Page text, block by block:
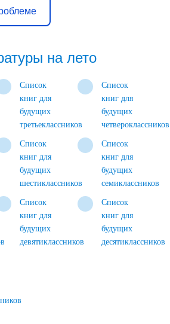
на лето
Список
книг для
будущих
третьеклассников
Список
книг для
будущих
четвероклассников
Список
книг для
будущих
шестиклассников
Список
книг для
будущих
семиклассников
Список
книг для
будущих
девятиклассников
Список
книг для
будущих
десятиклассников